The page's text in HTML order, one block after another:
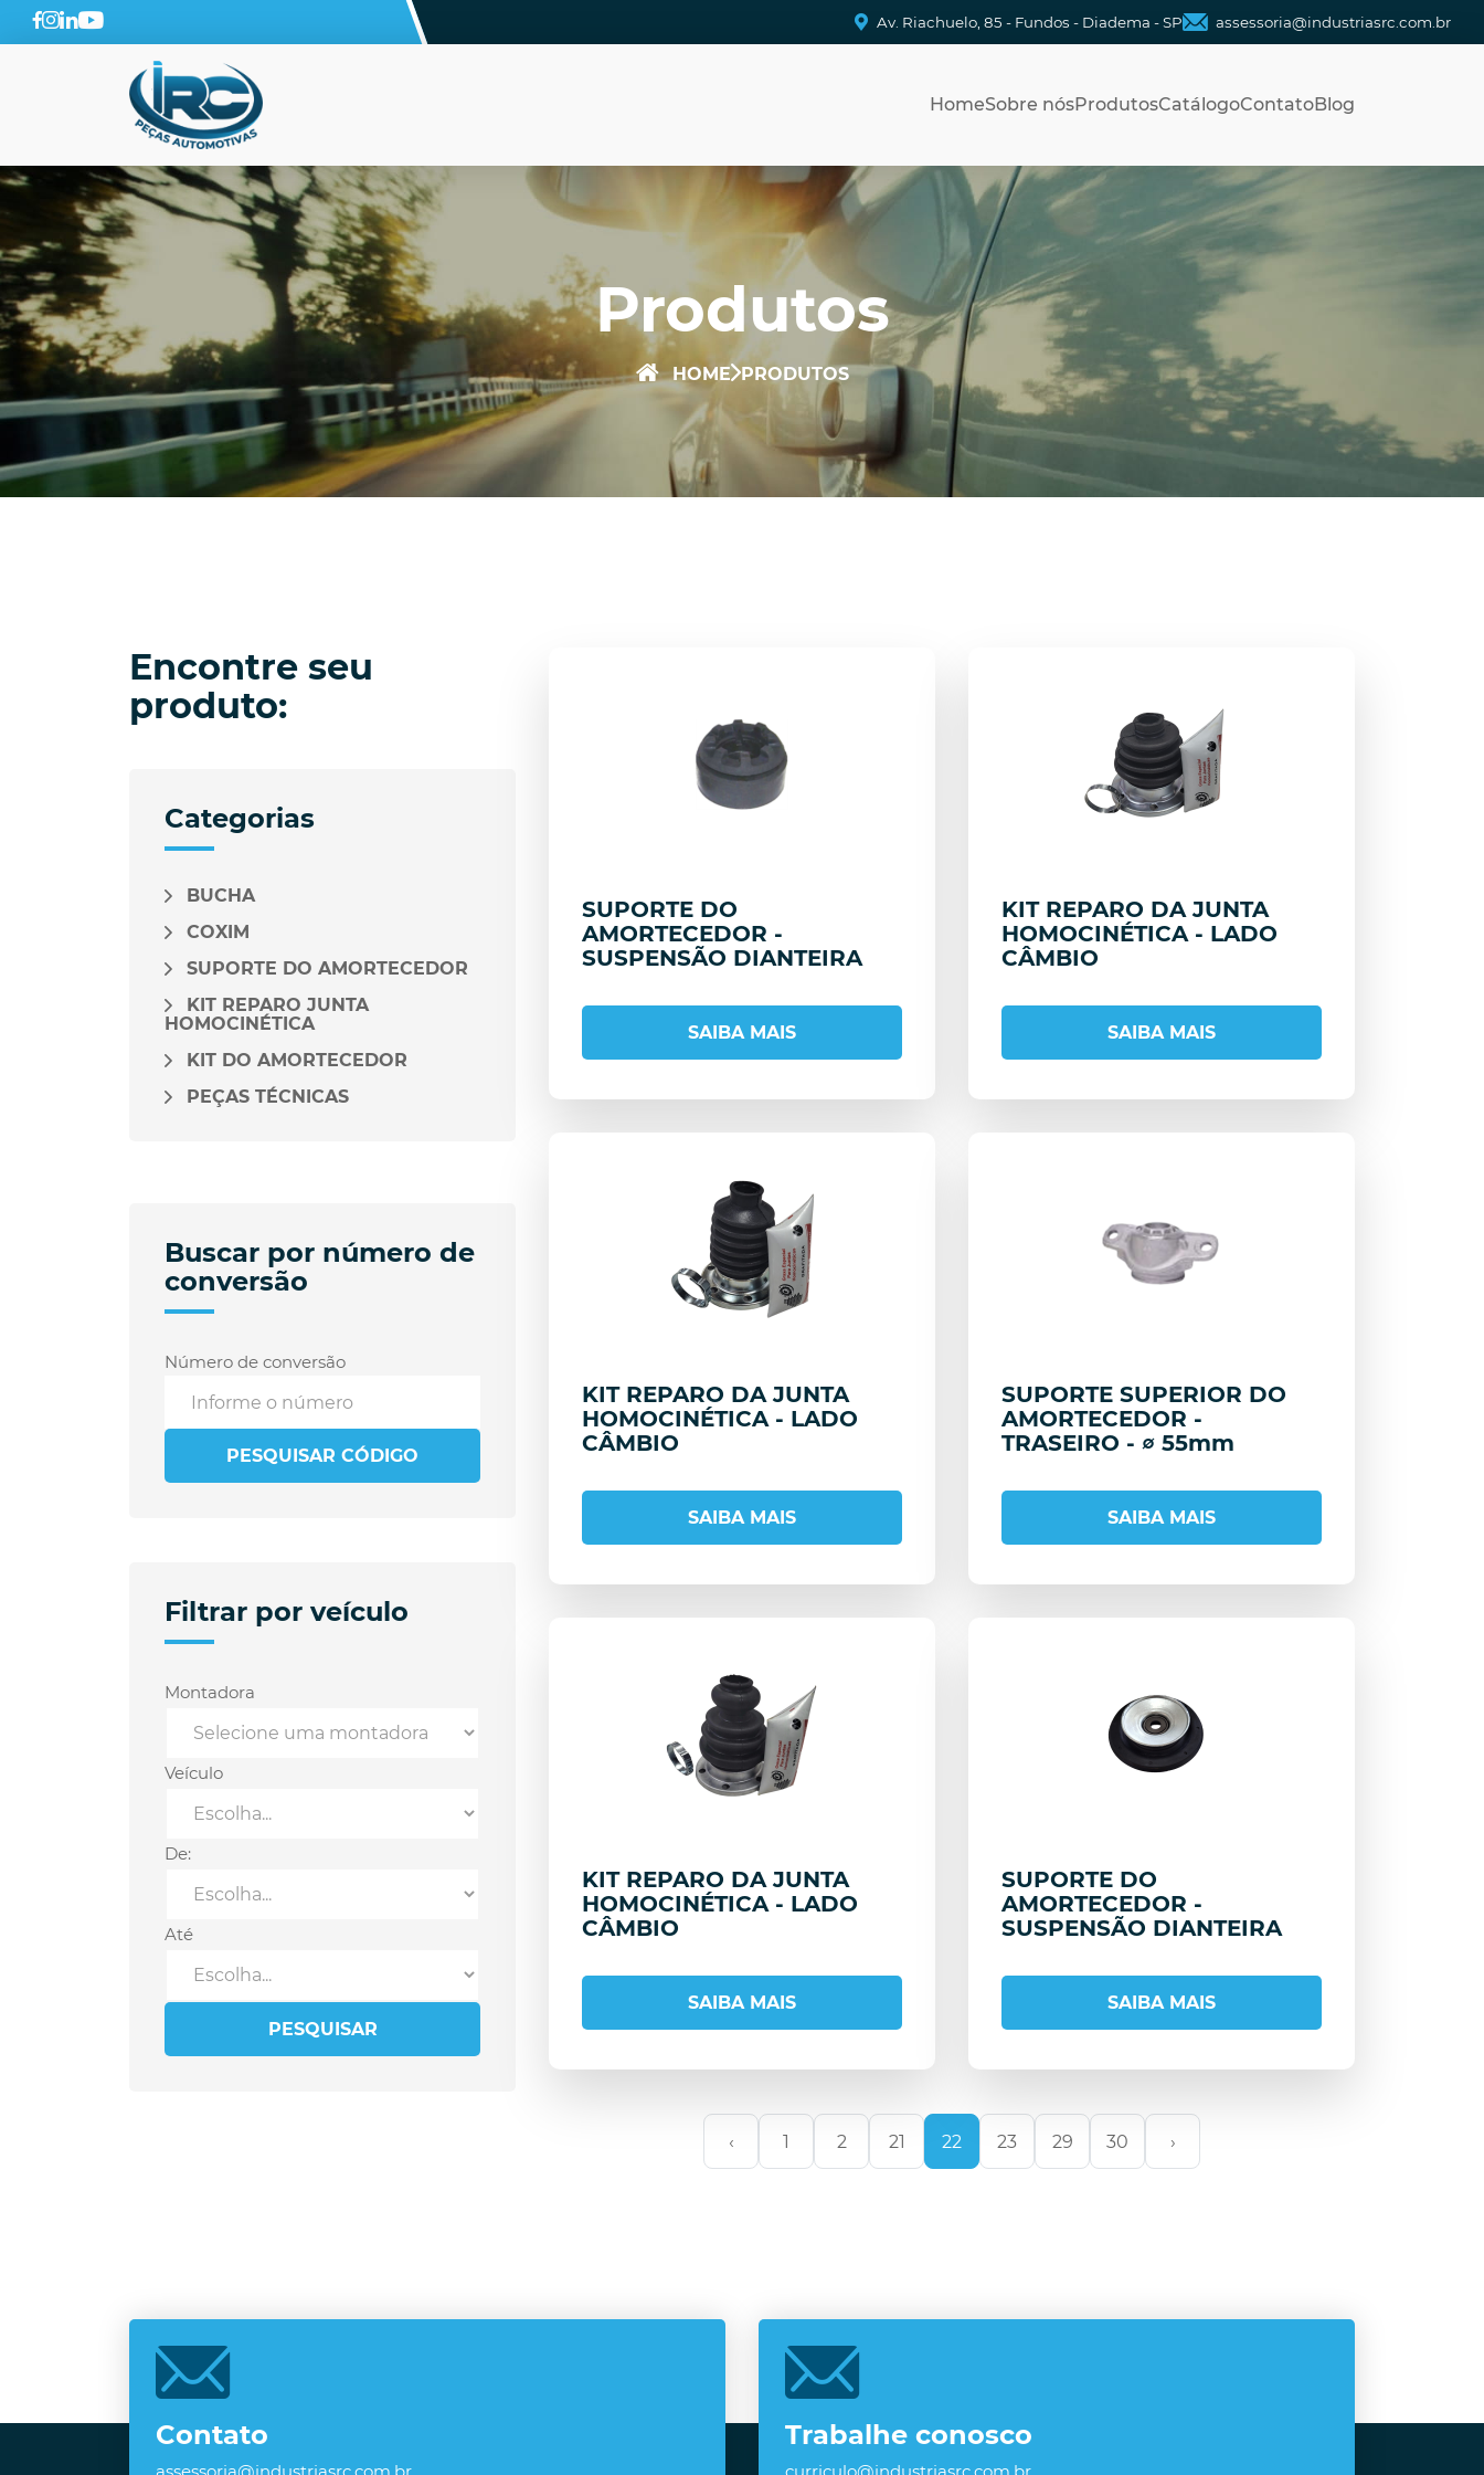
Av. Riachuelo, 85 - Fundos - Diadema - SP assessoria@industriasrc.com.br
HomeSobre nósProdutosCatálogoContatoBlog
Produtos
HOME PRODUTOS
Encontre seu
produto:
Categorias
BUCHA
COXIM
SUPORTE DO AMORTECEDOR
KIT REPARO JUNTA
HOMOCINÉTICA
KIT DO AMORTECEDOR
PEÇAS TÉCNICAS
Buscar por número de
conversão
Número de conversão
PESQUISAR CÓDIGO
Filtrar por veículo
Montadora
Veículo
De:
Até
PESQUISAR
SUPORTE DO
AMORTECEDOR -
SUSPENSÃO DIANTEIRA
SAIBA MAIS
KIT REPARO DA JUNTA
HOMOCINÉTICA - LADO
CÂMBIO
SAIBA MAIS
KIT REPARO DA JUNTA
HOMOCINÉTICA - LADO
CÂMBIO
SAIBA MAIS
SUPORTE SUPERIOR DO
AMORTECEDOR -
TRASEIRO - ∅ 55mm
SAIBA MAIS
KIT REPARO DA JUNTA
HOMOCINÉTICA - LADO
CÂMBIO
SAIBA MAIS
SUPORTE DO
AMORTECEDOR -
SUSPENSÃO DIANTEIRA
SAIBA MAIS
‹ 1 2 21 22 23 29 30 ›
Contato Trabalhe conosco